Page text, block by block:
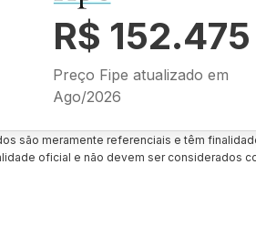
R$ 152.475
Preço Fipe atualizado em
Ago/2026
são meramente referenciais e têm
oficial e não devem ser considerados